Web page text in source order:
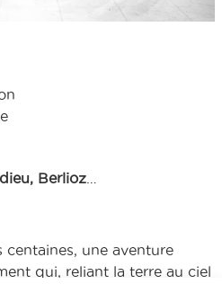
Berlioz
une aventure
qui, reliant la terre au ciel